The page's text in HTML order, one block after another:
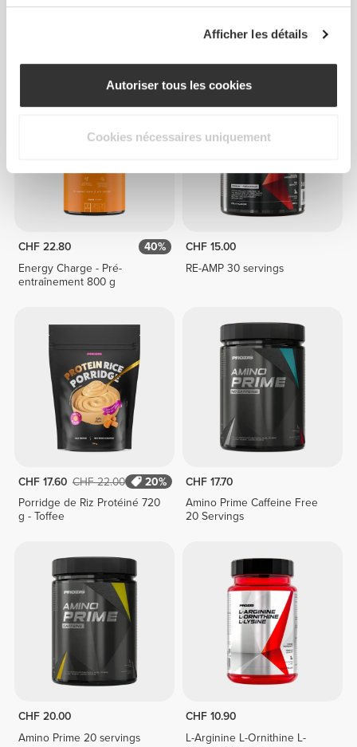
Afficher les détails
Autoriser tous les cookies
Cookies nécessaires uniquement
CHF 20.00
CHF 10.00
Beta-Alanine 90 gélules
CHF 22.80
40%
Energy Charge - Pré-
entraînement 800 g
CHF 15.00
RE-AMP 30 servings
CHF 17.60 CHF 22.00
20%
Porridge de Riz Protéiné 720
g - Toffee
CHF 17.70
Amino Prime Caffeine Free
20 Servings
CHF 20.00
Amino Prime 20 servings
CHF 10.90
L-Arginine L-Ornithine L-